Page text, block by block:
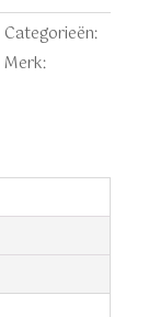
Categorieën:
Merk: